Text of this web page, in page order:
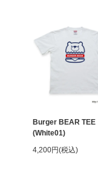
Burger BEAR TEE
(White01)
4,200円(税込)